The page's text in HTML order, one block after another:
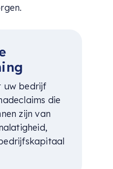
uw bedrijf
die
zijn van